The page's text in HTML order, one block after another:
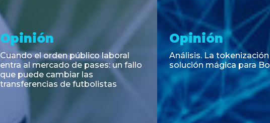
Asesoramiento y
Transacciones
Clifford Chance asesora la
reapertura de una emisión de
bonos senior por US$ 200 millones
Asesoramiento
Transacciones
La Provincia del
exitosamente sus Títulos
con vencimiento en
mercado internacional